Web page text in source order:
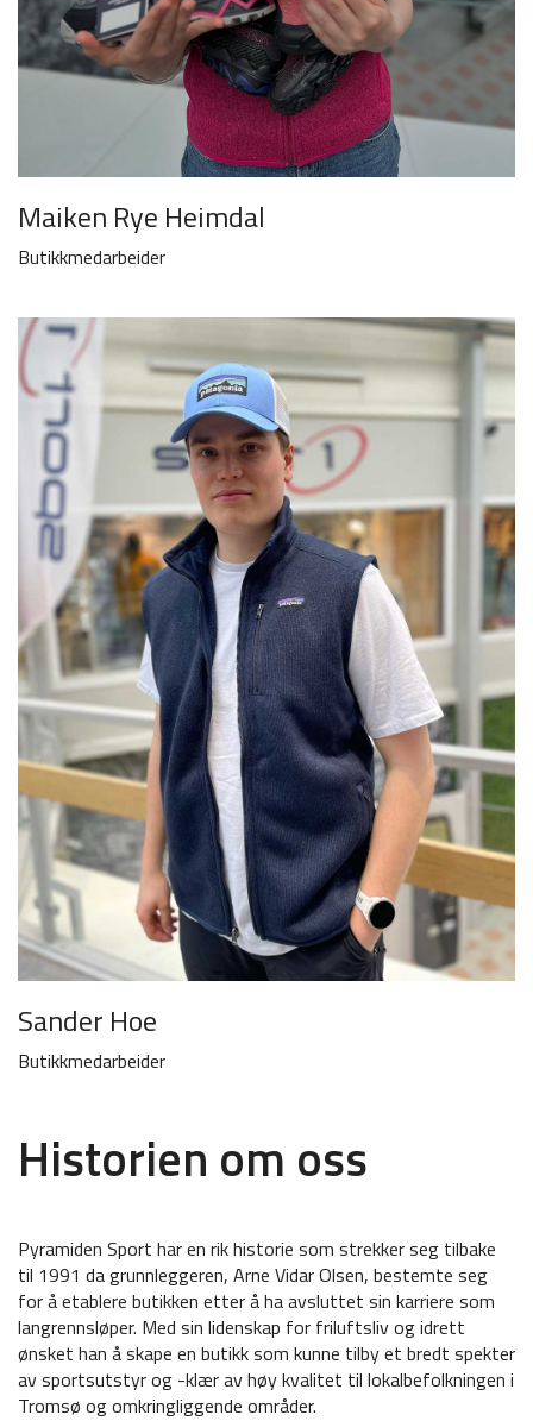
Maiken Rye Heimdal
Butikkmedarbeider
Sander Hoe
Butikkmedarbeider
Historien om oss
Pyramiden Sport har en rik historie som strekker seg tilbake
til 1991 da grunnleggeren, Arne Vidar Olsen, bestemte seg
for å etablere butikken etter å ha avsluttet sin karriere som
langrennsløper. Med sin lidenskap for friluftsliv og idrett
ønsket han å skape en butikk som kunne tilby et bredt spekter
av sportsutstyr og -klær av høy kvalitet til lokalbefolkningen i
Tromsø og omkringliggende områder.